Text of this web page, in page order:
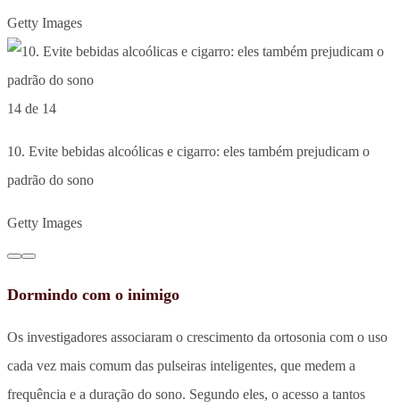
Getty Images
14 de 14
10. Evite bebidas alcoólicas e cigarro: eles também prejudicam o
padrão do sono
Getty Images
Dormindo com o inimigo
Os investigadores associaram o crescimento da ortosonia com o uso
cada vez mais comum das pulseiras inteligentes, que medem a
frequência e a duração do sono. Segundo eles, o acesso a tantos